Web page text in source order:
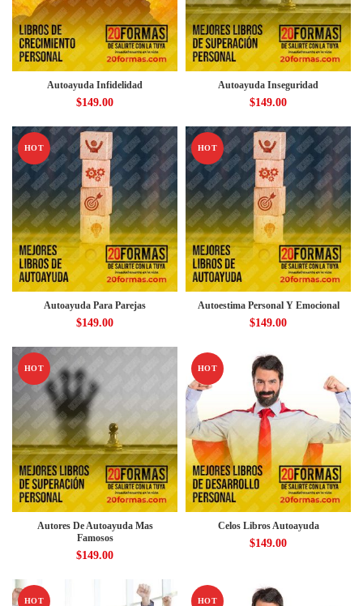
Autoayuda Infidelidad
$149.00
Autoayuda Inseguridad
$149.00
HOT
Autoayuda Para Parejas
$149.00
HOT
Autoestima Personal Y Emocional
$149.00
HOT
Autores De Autoayuda Mas
Famosos
$149.00
HOT
Celos Libros Autoayuda
$149.00
HOT HOT